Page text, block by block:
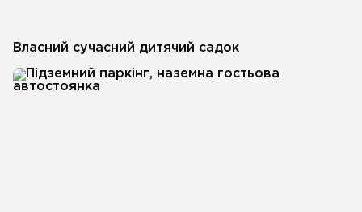
Власний сучасний дитячий садок